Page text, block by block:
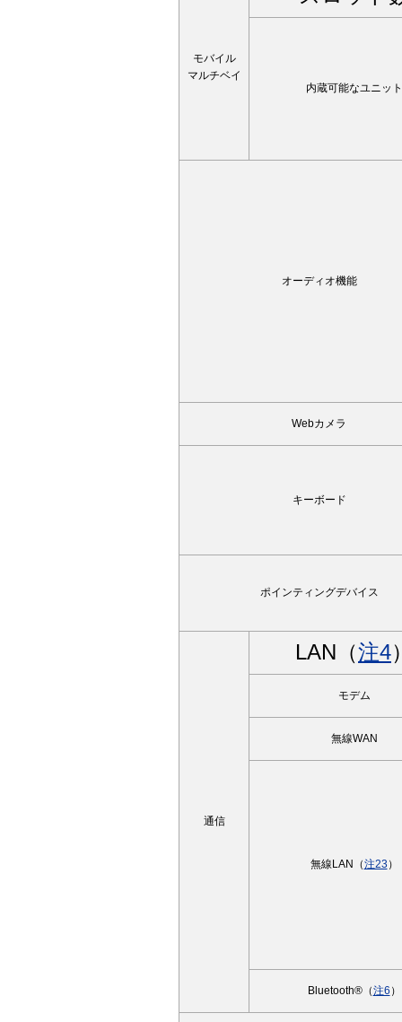
モバイル
マルチベイ
内蔵可能なユニット
オーディオ機能
Webカメラ
キーボード
ポインティングデバイス
通信
LAN（注4
モデム
無線WAN
無線LAN（注23 ）
Bluetooth®（注6 ）